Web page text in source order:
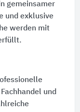
gemeinsamer
und exklusive
werden mit
und